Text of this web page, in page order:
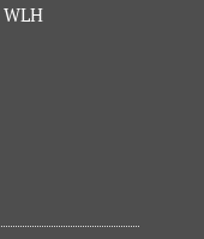
WLH